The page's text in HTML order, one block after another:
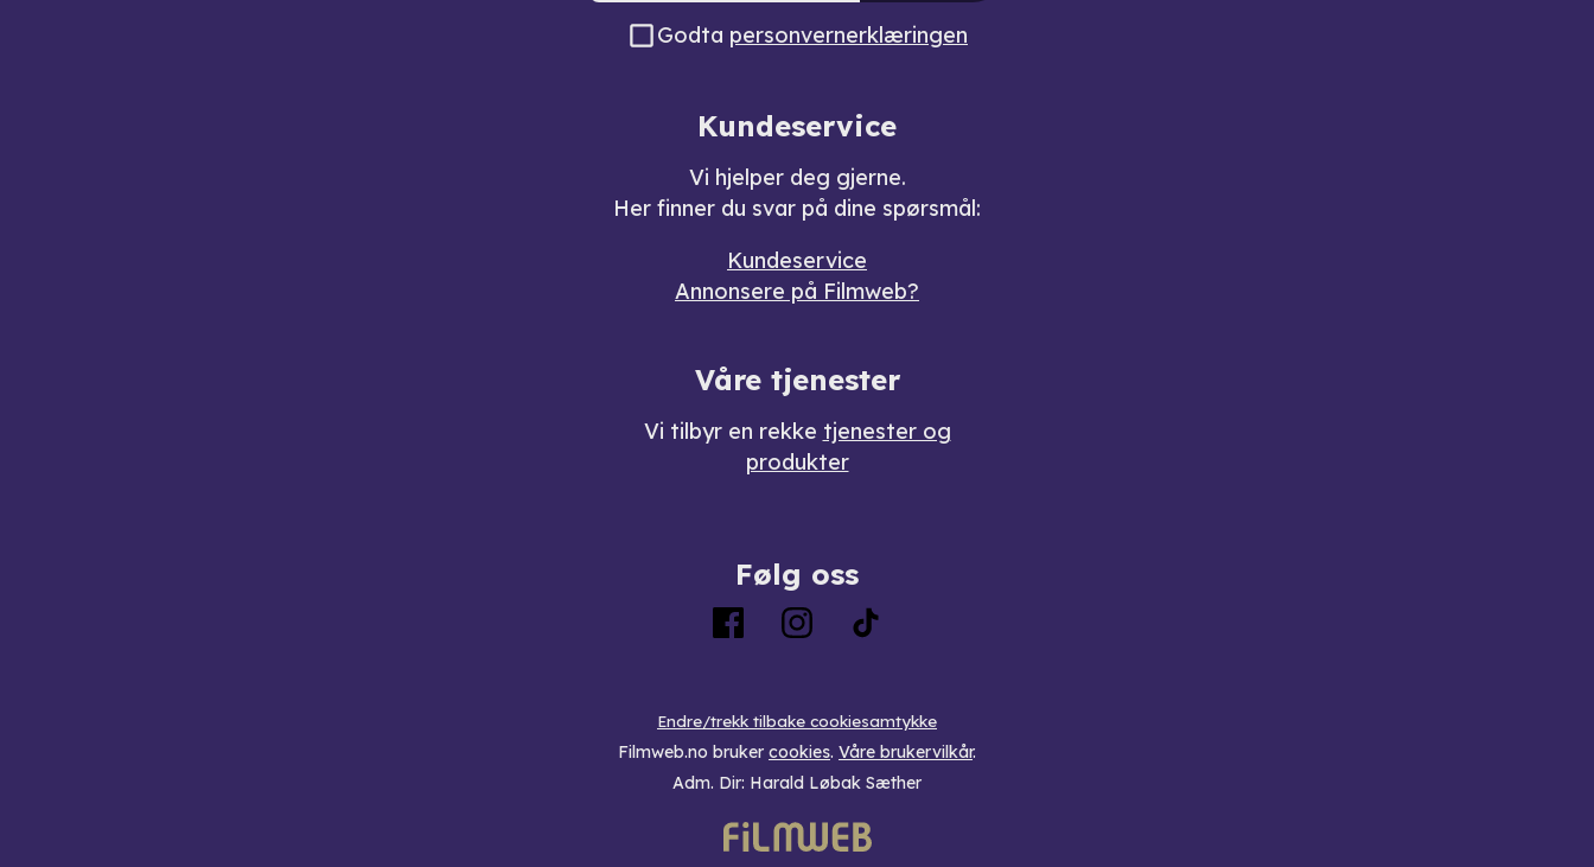
Godta personvernerklæringen
Kundeservice
Vi hjelper deg gjerne.
Her finner du svar på dine spørsmål:
Kundeservice
Annonsere på Filmweb?
Våre tjenester
Vi tilbyr en rekke tjenester og
produkter
Følg oss
Endre/trekk tilbake cookiesamtykke
Filmweb.no bruker cookies. Våre brukervilkår.
Adm. Dir: Harald Løbak Sæther